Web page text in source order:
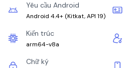
Yêu cầu Android
Android 4.4+ (Kitkat, API 19)
Kiến trúc
arm64-v8a
Chữ ký